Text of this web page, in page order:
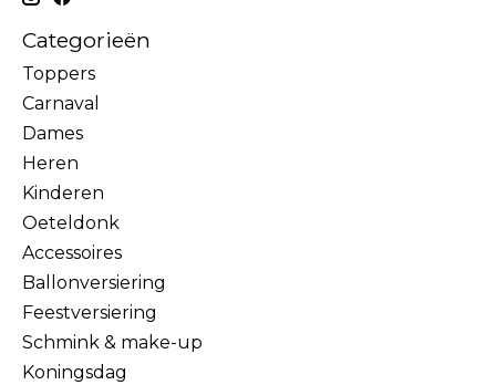
Categorieën
Toppers
Carnaval
Dames
Heren
Kinderen
Oeteldonk
Accessoires
Ballonversiering
Feestversiering
Schmink & make-up
Koningsdag